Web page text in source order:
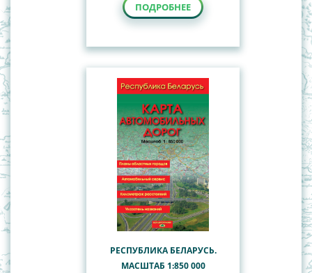
ПОДРОБНЕЕ
РЕСПУБЛИКА БЕЛАРУСЬ.
МАСШТАБ 1:850 000